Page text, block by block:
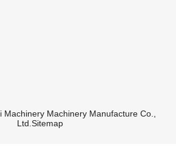
Machinery Manufacture Co.,
Ltd. Sitemap